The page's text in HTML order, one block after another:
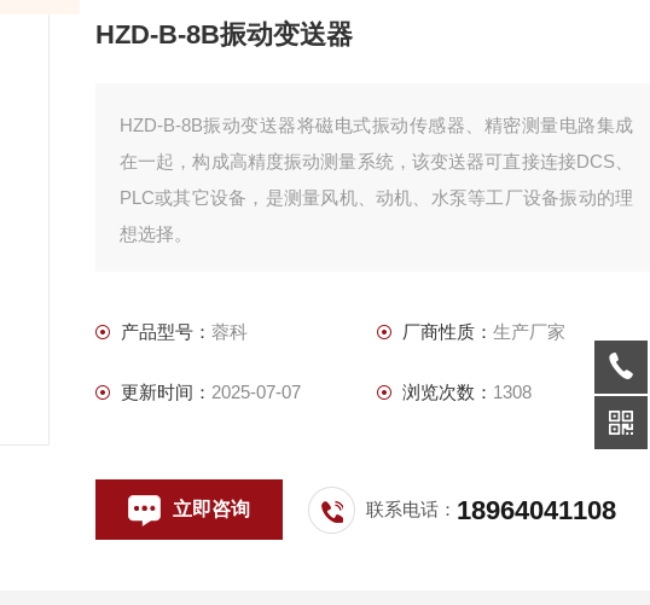
HZD-B-8B振动变送器
HZD-B-8B振动变送器将磁电式振动传感器、精密测量电路集成
在一起，构成高精度振动测量系统，该变送器可直接连接DCS、
PLC或其它设备，是测量风机、动机、水泵等工厂设备振动的理
想选择。
产品型号： 蓉科 厂商性质： 生产厂家
更新时间： 2025-07-07 浏览次数： 1308
立即咨询 联系电话： 18964041108